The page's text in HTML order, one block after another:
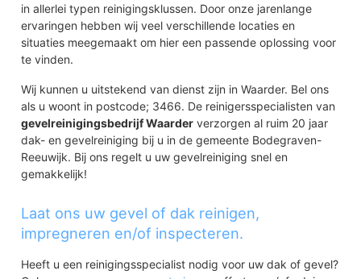
in allerlei typen reinigingsklussen. Door onze jarenlange
ervaringen hebben wij veel verschillende locaties en
situaties meegemaakt om hier een passende oplossing voor
te vinden.
Wij kunnen u uitstekend van dienst zijn in Waarder. Bel ons
als u woont in postcode; 3466. De reinigersspecialisten van
gevelreinigingsbedrijf Waarder verzorgen al ruim 20 jaar
dak- en gevelreiniging bij u in de gemeente Bodegraven-
Reeuwijk. Bij ons regelt u uw gevelreiniging snel en
gemakkelijk!
Laat ons uw gevel of dak reinigen,
impregneren en/of inspecteren.
Heeft u een reinigingsspecialist nodig voor uw dak of gevel?